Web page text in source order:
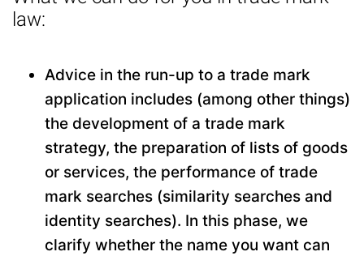
law:
Advice in the run-up to a trade mark
application includes (among other things)
the development of a trade mark
strategy, the preparation of lists of goods
or services, the performance of trade
mark searches (similarity searches and
identity searches). In this phase, we
clarify whether the name you want can